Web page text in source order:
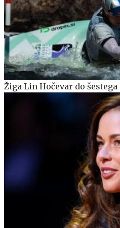
Žiga Lin Hočevar do